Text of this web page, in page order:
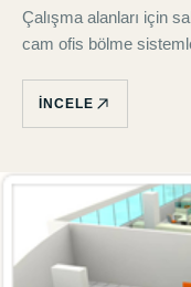
Çalışma alanları için
cam ofis bölme
İNCELE